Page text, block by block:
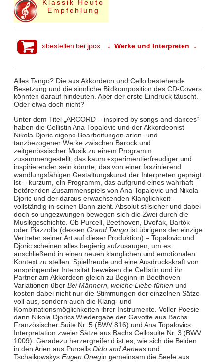
Klassik Heute
Empfehlung
»bestellen bei jpc« ↓ Werke und Interpreten ↓
Alles Tango? Die aus Akkordeon und Cello bestehende
Besetzung und die sinnliche Bildkomposition des CD-Covers
könnten darauf hindeuten. Aber der erste Eindruck täuscht.
Oder etwa doch nicht?
Unter dem Titel „ARCORD – inspired by songs and dances“
haben die Cellistin Ana Topalovic und der Akkordeonist
Nikola Djoric eigene Bearbeitungen arien- und
tanzbezogener Werke zwischen Barock und
zeitgenössischer Musik zu einem Programm
zusammengestellt, das kaum experimentierfreudiger und
inspirierender sein könnte, das von einer faszinierend
wandlungsfähigen Gestaltungskunst der Interpreten geprägt
ist – kurzum, ein Programm, das aufgrund eines wahrhaft
betörenden Zusammenspiels von Ana Topalovic und Nikola
Djoric und der daraus erwachsenden Klanglichkeit
vollständig in seinen Bann zieht. Absolut stilsicher und dabei
doch so ungezwungen bewegen sich die Zwei durch die
Musikgeschichte. Ob Purcell, Beethoven, Dvořák, Bartók
oder Piazzolla (dessen Grand Tangoist übrigens der einzige
Vertreter seiner Art auf dieser Produktion) – Topalovic und
Djoric scheinen alles begierig aufzusaugen, um es
anschließend in einen neuen klanglichen und emotionalen
Kontext zu stellen. Spielfreude und eine Ausdruckskraft von
anspringender Intensität beweisen die Cellistin und ihr
Partner am Akkordeon gleich zu Beginn in Beethoven
Variationen über Bei Männern, welche Liebe fühlen und
kosten dabei nicht nur die Stimmungen der einzelnen Sätze
voll aus, sondern auch die Klang- und
Kombinationsmöglichkeiten ihrer Instrumente. Voller Poesie
dann Nikola Djorics Wiedergabe der Gavotte aus Bachs
Französischer Suite Nr. 5 (BWV 816) und Ana Topalovics
Interpretation zweier Sätze aus Bachs Cellosuite Nr. 3 (BWV
1009). Geradezu herzergreifend ist es, wie sich die Beiden
in den Arien aus Purcells Dido and Aeneasund
Tschaikowskys Eugen Onegin gemeinsam die Seele aus